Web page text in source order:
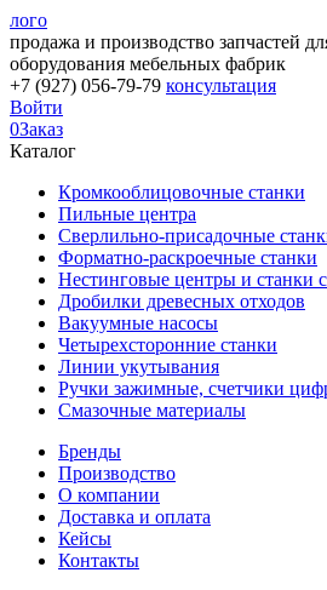
лого
продажа и производство запчастей
оборудования мебельных фабрик
+7 (927) 056-79-79 консультация
Войти
0Заказ
Каталог
Кромкооблицовочные станки
Пильные центра
Сверлильно-присадочные
Форматно-раскроечные станки
Нестинговые центры и станки
Дробилки древесных отходов
Вакуумные насосы
Четырехсторонние станки
Линии укутывания
Ручки зажимные, счетчики
Смазочные материалы
Бренды
Производство
О компании
Доставка и оплата
Кейсы
Контакты